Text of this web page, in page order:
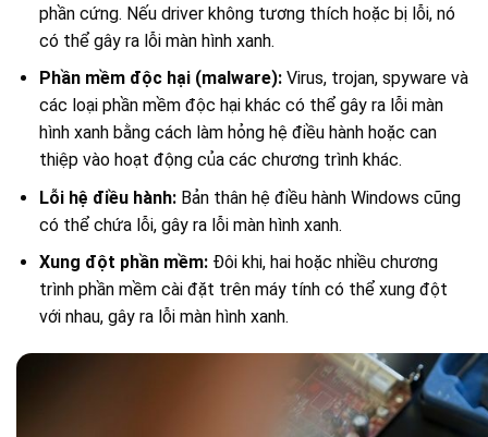
phần cứng. Nếu driver không tương thích hoặc bị lỗi, nó
có thể gây ra lỗi màn hình xanh.
Phần mềm độc hại (malware):Virus, trojan, spyware và
các loại phần mềm độc hại khác có thể gây ra lỗi màn
hình xanh bằng cách làm hỏng hệ điều hành hoặc can
thiệp vào hoạt động của các chương trình khác.
Lỗi hệ điều hành:Bản thân hệ điều hành Windows cũng
có thể chứa lỗi, gây ra lỗi màn hình xanh.
Xung đột phần mềm:Đôi khi, hai hoặc nhiều chương
trình phần mềm cài đặt trên máy tính có thể xung đột
với nhau, gây ra lỗi màn hình xanh.